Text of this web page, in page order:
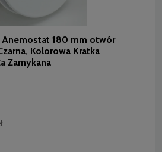
Anemostat 180 mm otwór
Kolorowa Kratka
Zamykana